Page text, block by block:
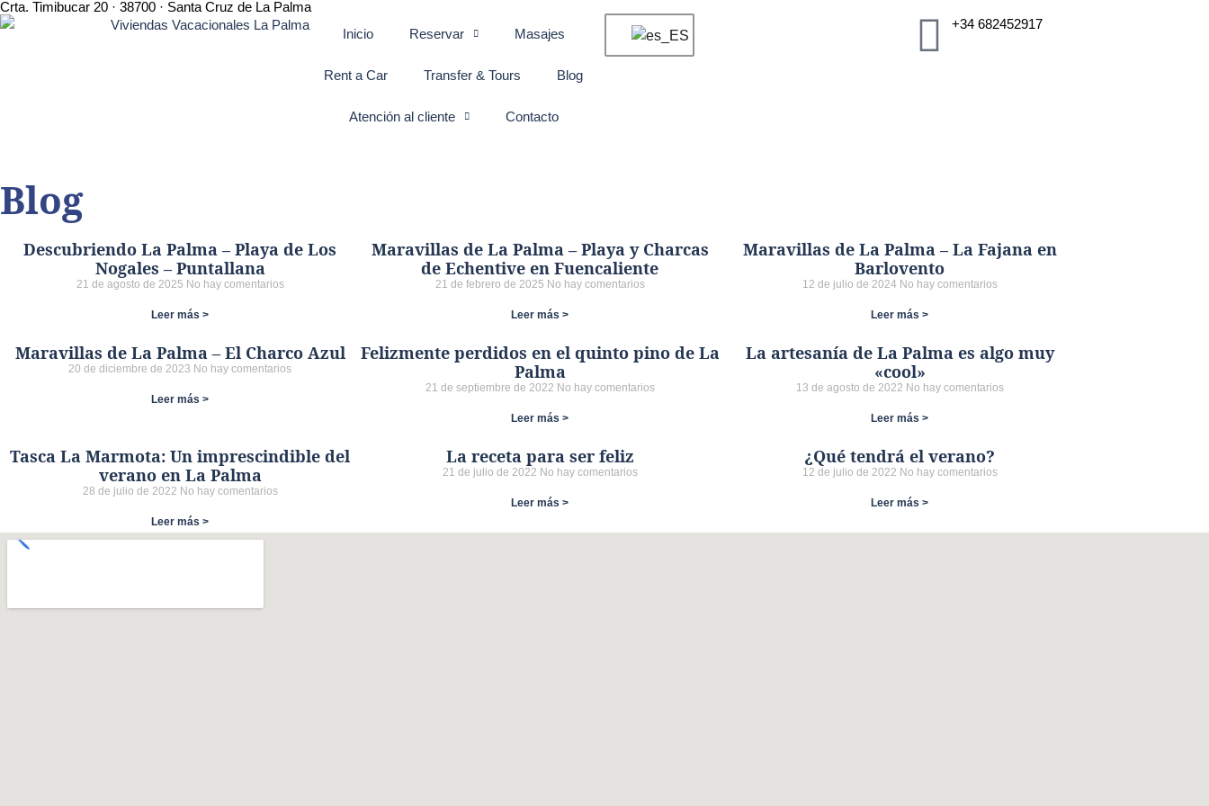
Crta. Timibucar 20 · 38700 · Santa Cruz de La Palma
Inicio
Reservar Masajes
Rent a Car Transfer & Tours Blog
Atención al cliente Contacto
+34 682452917
Blog
Descubriendo La Palma – Playa de Los
Nogales – Puntallana
21 de agosto de 2025 No hay comentarios
Leer más >
Maravillas de La Palma – Playa y Charcas
de Echentive en Fuencaliente
21 de febrero de 2025 No hay comentarios
Leer más >
Maravillas de La Palma – La Fajana en
Barlovento
12 de julio de 2024 No hay comentarios
Leer más >
Maravillas de La Palma – El Charco Azul
20 de diciembre de 2023 No hay comentarios
Leer más >
Felizmente perdidos en el quinto pino de La
Palma
21 de septiembre de 2022 No hay comentarios
Leer más >
La artesanía de La Palma es algo muy
«cool»
13 de agosto de 2022 No hay comentarios
Leer más >
Tasca La Marmota: Un imprescindible del
verano en La Palma
28 de julio de 2022 No hay comentarios
Leer más >
La receta para ser feliz
21 de julio de 2022 No hay comentarios
Leer más >
¿Qué tendrá el verano?
12 de julio de 2022 No hay comentarios
Leer más >